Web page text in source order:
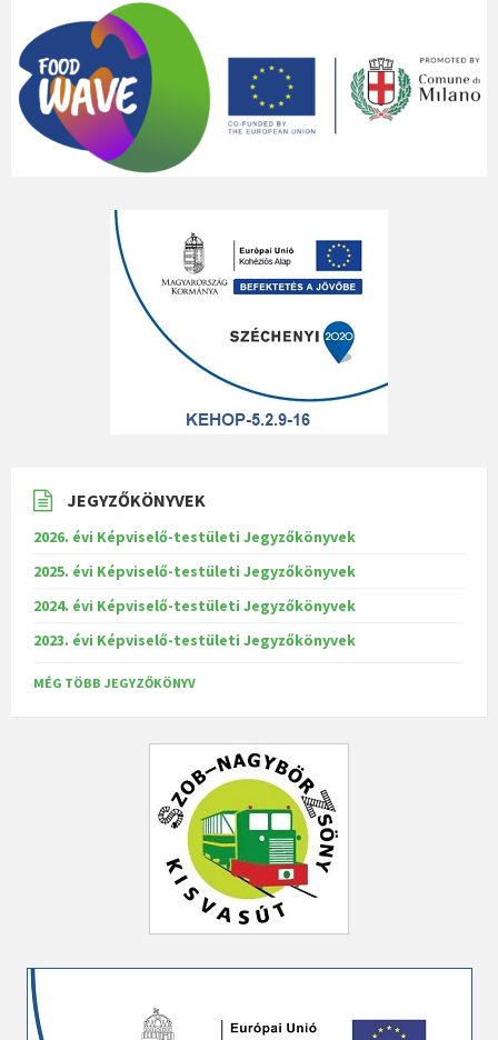
JEGYZŐKÖNYVEK
2026. évi Képviselő-testületi Jegyzőkönyvek
2025. évi Képviselő-testületi Jegyzőkönyvek
2024. évi Képviselő-testületi Jegyzőkönyvek
2023. évi Képviselő-testületi Jegyzőkönyvek
MÉG TÖBB JEGYZŐKÖNYV